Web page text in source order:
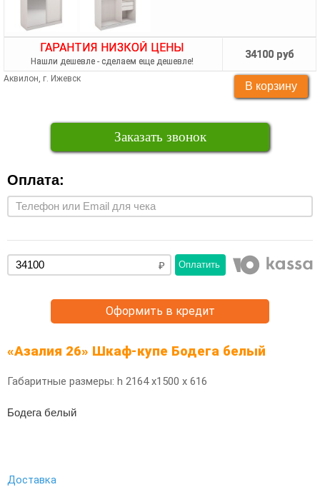
ГАРАНТИЯ НИЗКОЙ ЦЕНЫ
Нашли дешевле - сделаем еще дешевле!
34100 руб
Аквилон, г. Ижевск
Заказать звонок
Оплата:
Оплатить
Оформить в кредит
«Азалия 26» Шкаф-купе Бодега белый
Габаритные размеры: h 2164 х1500 x 616
Бодега белый
Доставка